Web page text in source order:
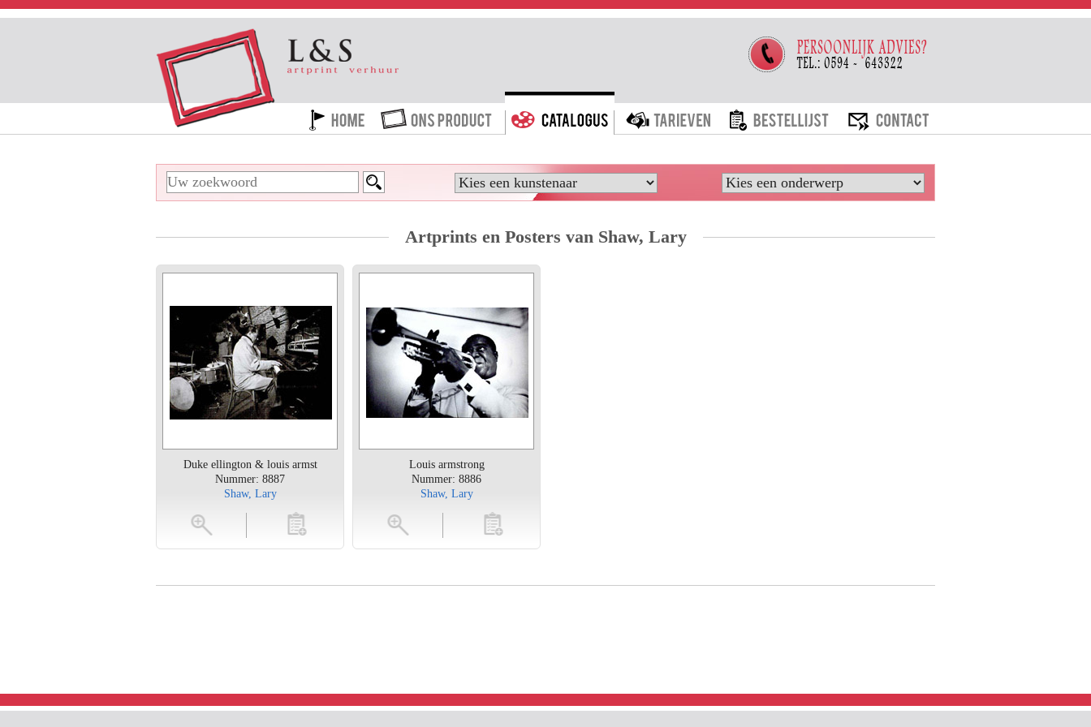
HOME ONS PRODUCT CATALOGUS TARIEVEN BESTELLIJST CONTACT
Artprints en Posters van Shaw, Lary
Duke ellington & louis armst
Nummer: 8887
Shaw, Lary
toevoegen
Louis armstrong
Nummer: 8886
Shaw, Lary
vergroten toevoegen